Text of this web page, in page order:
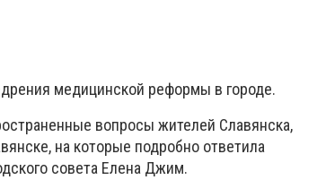
медицинской реформы в городе.
вопросы жителей Славянска,
на которые подробно ответила
совета Елена Джим.